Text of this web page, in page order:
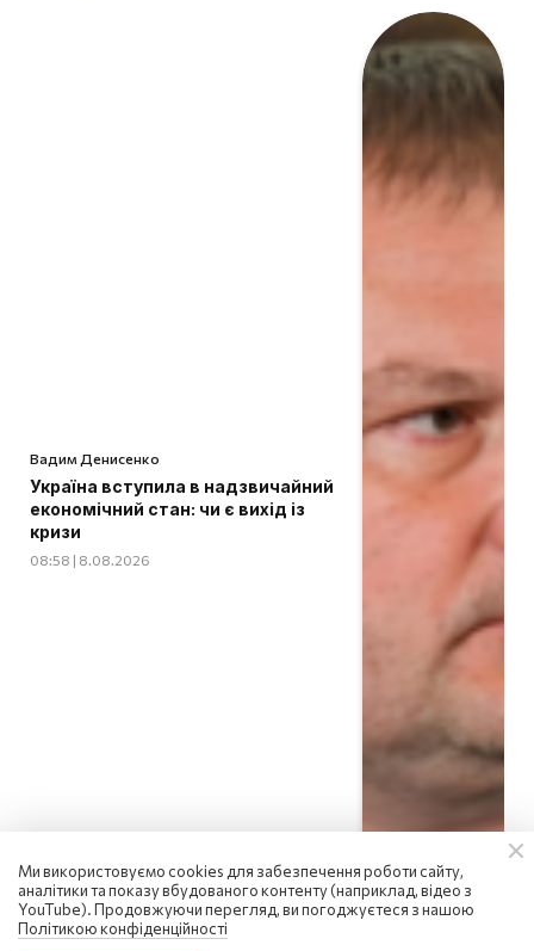
Вадим Денисенко
Україна вступила в надзвичайний
економічний стан: чи є вихід із
кризи
08:58 | 8.08.2026
Ми використовуємо cookies для забезпечення роботи сайту,
аналітики та показу вбудованого контенту (наприклад, відео з
YouTube). Продовжуючи перегляд, ви погоджуєтеся з нашою
Політикою конфіденційності